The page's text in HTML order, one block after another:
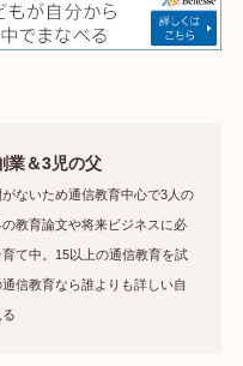
業＆3児の父
ないため通信教育中心で3人の
教育論文や将来ビジネスに必
て中。15以上の通信教育を試
信教育なら誰よりも詳しい自